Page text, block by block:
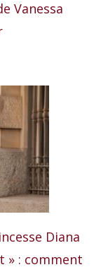
Vanessa
Diana
» : comment